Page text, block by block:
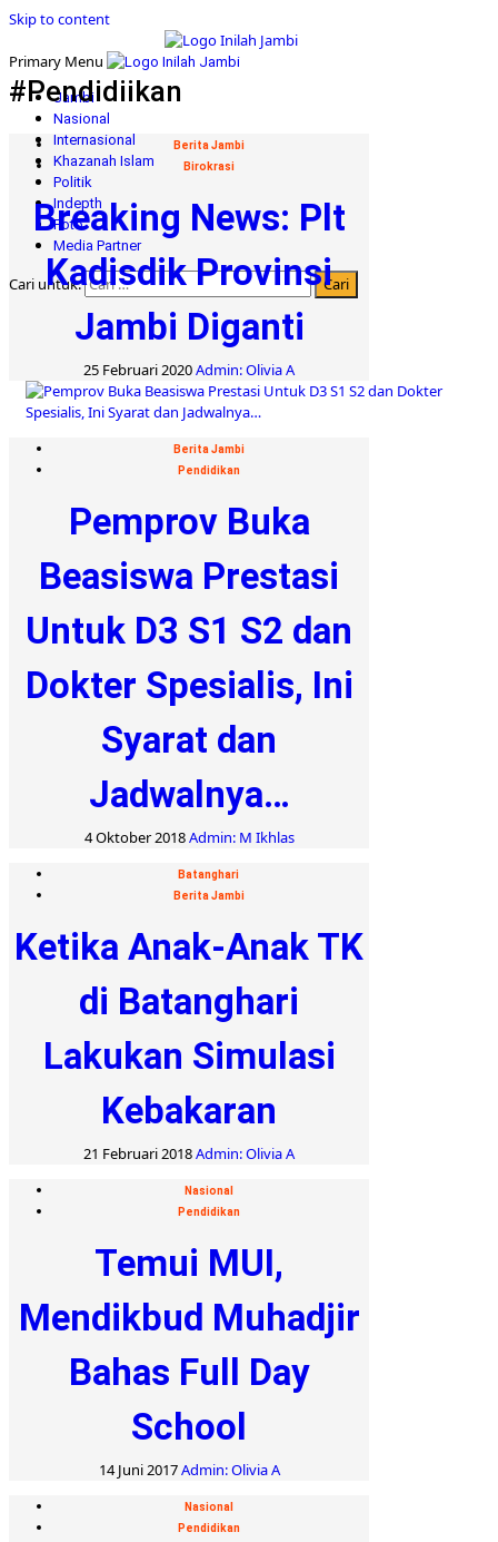
Skip to content
Primary Menu
Jambi
Nasional
Internasional
Khazanah Islam
Politik
Indepth
Foto
Media Partner
Cari untuk:
#Pendidiikan
Berita Jambi
Birokrasi
Breaking News: Plt
Kadisdik Provinsi
Jambi Diganti
25 Februari 2020Admin: Olivia A
Berita Jambi
Pendidikan
Pemprov Buka
Beasiswa Prestasi
Untuk D3 S1 S2 dan
Dokter Spesialis, Ini
Syarat dan
Jadwalnya…
4 Oktober 2018Admin: M Ikhlas
Batanghari
Berita Jambi
Ketika Anak-Anak TK
di Batanghari
Lakukan Simulasi
Kebakaran
21 Februari 2018Admin: Olivia A
Nasional
Pendidikan
Temui MUI,
Mendikbud Muhadjir
Bahas Full Day
School
14 Juni 2017Admin: Olivia A
Nasional
Pendidikan